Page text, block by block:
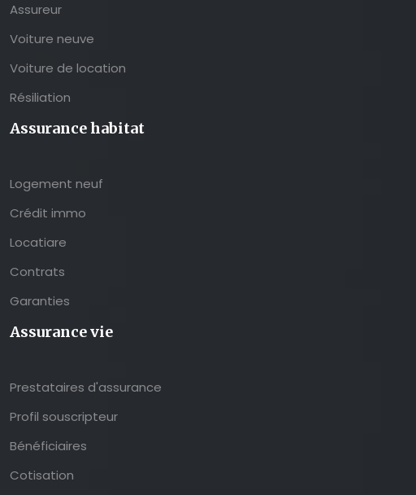
Assureur
Voiture neuve
Voiture de location
Résiliation
Assurance habitat
Logement neuf
Crédit immo
Locatiare
Contrats
Garanties
Assurance vie
Prestataires d'assurance
Profil souscripteur
Bénéficiaires
Cotisation